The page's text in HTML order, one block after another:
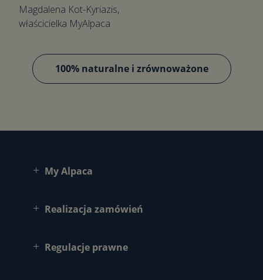
Magdalena Kot-Kyriazis,
właścicielka MyAlpaca
100% naturalne i zrównoważone
My Alpaca
Realizacja zamówień
Regulacje prawne